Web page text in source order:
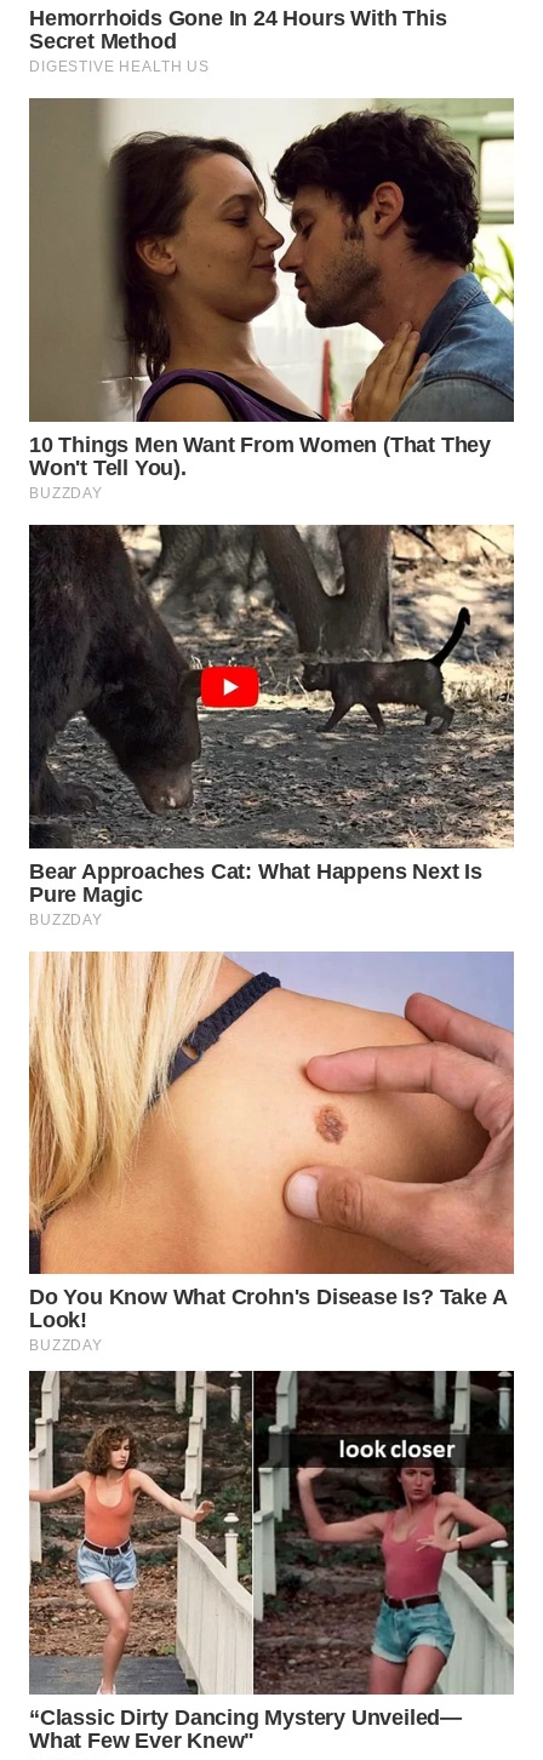
WN
PRIANGAN
TIMUR
WN
BOROBUDUR
WN
MADURA
SURABAYA
WN
NATUNA
WN
BINTAN
WN
MANDALIKA
WN
LIKUPANG
WN
LABUANBAJO
WN
BORNEO
Wahana
Media
Group
NEWS
WAHANA
WAHANA
ADVOKAT
WAHANA
INFRASTRUKTUR
WAHANA
KONSUMEN
WAHANA
LISTRIK